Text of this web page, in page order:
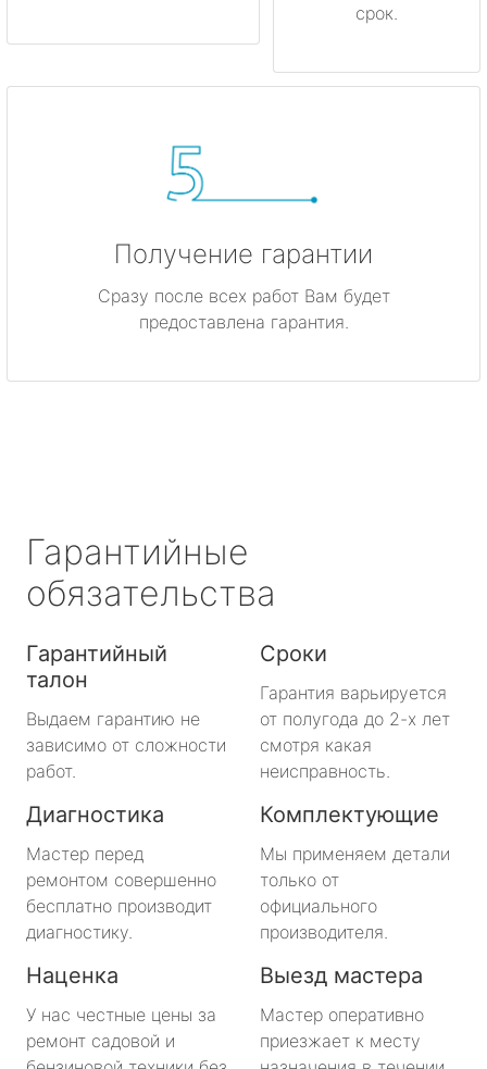
срок.
Получение гарантии
Сразу после всех работ Вам будет
предоставлена гарантия.
Гарантийные
обязательства
Гарантийный
талон
Выдаем гарантию не
зависимо от сложности
работ.
Сроки
Гарантия варьируется
от полугода до 2-х лет
смотря какая
неисправность.
Диагностика
Мастер перед
ремонтом совершенно
бесплатно производит
диагностику.
Комплектующие
Мы применяем детали
только от
официального
производителя.
Наценка
У нас честные цены за
ремонт садовой и
Выезд мастера
Мастер оперативно
приезжает к месту